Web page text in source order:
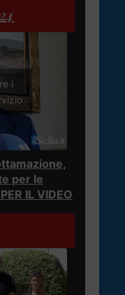
24
i
per le
IL VIDEO